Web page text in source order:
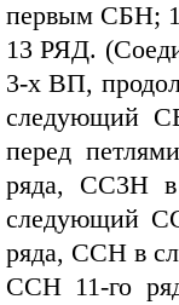
первым СБН;
13 РЯД.
3-х ВП,
следующий
перед
ряда, СС3Н
следующий
ряда, ССН в
ССН 11-го